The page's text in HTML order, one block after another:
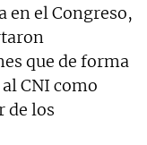
en el Congreso,
que de forma
CNI como
de los